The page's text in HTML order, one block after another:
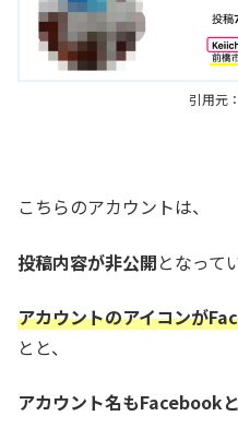
引用元
こちらのアカウントは、
投稿内容が非公開となって
アカウントのアイコンが
とと、
アカウント名もFacebook